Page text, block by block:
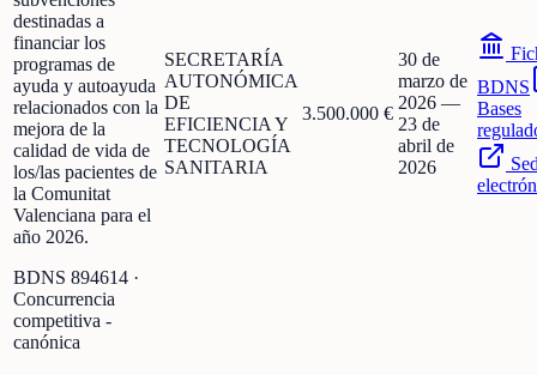
destinadas a
financiar los
programas de
ayuda y autoayuda
relacionados con la
mejora de la
calidad de vida de
los/las pacientes de
la Comunitat
Valenciana para el
año 2026.
BDNS 894614 ·
Concurrencia
competitiva -
canónica
SECRETARÍA
AUTONÓMICA
DE
EFICIENCIA Y
TECNOLOGÍA
SANITARIA
3.500.000 €
30 de
marzo de
2026 —
23 de
abril de
2026
BDNS
Bases